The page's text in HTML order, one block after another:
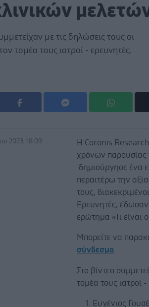
με τις δηλώσεις τους οι
τομέα τους ιατροί - ερευνητές.
2023, 18:09
Η Coronis
χρόνων παρουσίας
δημιούργησε ένα
περαιτέρω την
τους,
Ερευνητές,
ερώτημα «Τι είναι
Μπορείτε να
σύνδεσμο
Στο βίντεο
τομέα τους ιατροί
Ευγένιος